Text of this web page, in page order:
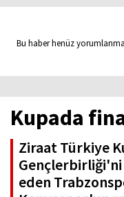
Bu haber henüz
Kupada
Ziraat Türkiye
eden